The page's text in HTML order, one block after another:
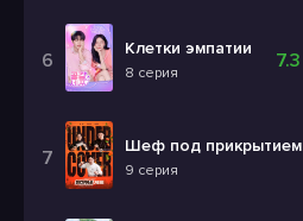
Клетки эмпатии
8 серия
7.3
Шеф под прикрытием
9 серия